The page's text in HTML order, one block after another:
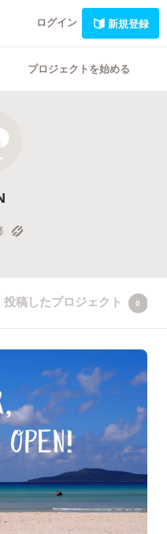
ログイン 新規登録
プロジェクトを始める
投稿したプロジェクト 0